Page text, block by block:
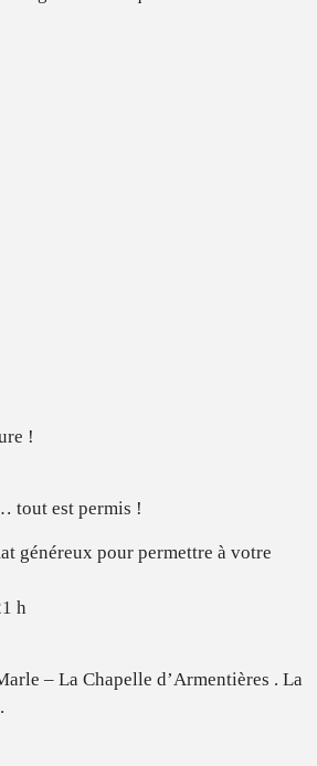
!
tout est permis !
généreux pour permettre à votre
h
– La Chapelle d’Armentières . La